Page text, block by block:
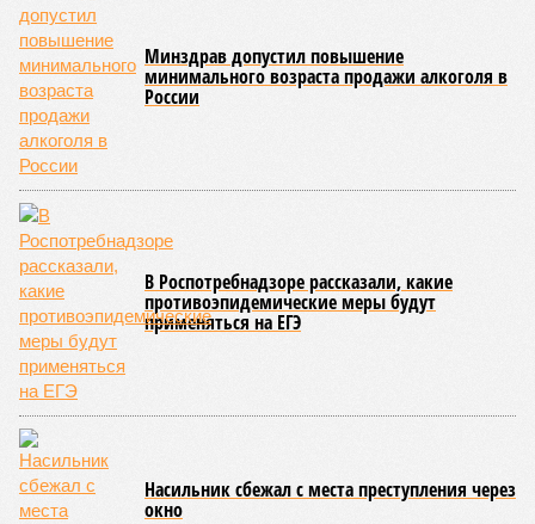
Минздрав допустил повышение
минимального возраста продажи алкоголя в
России
В Роспотребнадзоре рассказали, какие
противоэпидемические меры будут
применяться на ЕГЭ
Насильник сбежал с места преступления через
окно